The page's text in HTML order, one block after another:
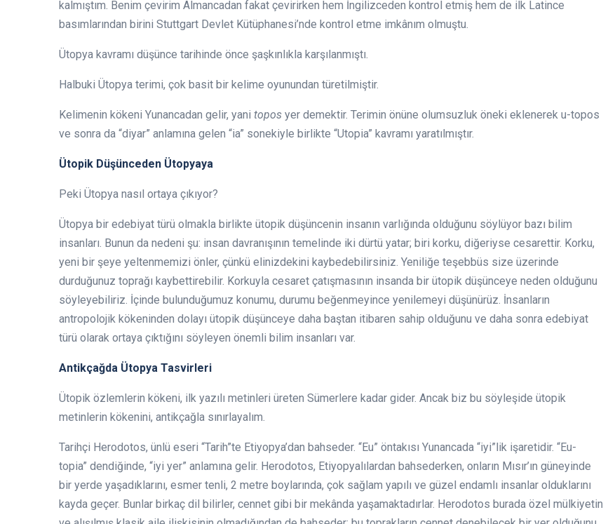
kalmıştım. Benim çevirim Almancadan fakat çevirirken hem İngilizceden kontrol etmiş hem de ilk Latince
basımlarından birini Stuttgart Devlet Kütüphanesi’nde kontrol etme imkânım olmuştu.
Ütopya kavramı düşünce tarihinde önce şaşkınlıkla karşılanmıştı.
Halbuki Ütopya terimi, çok basit bir kelime oyunundan türetilmiştir.
Kelimenin kökeni Yunancadan gelir, yani topos yer demektir. Terimin önüne olumsuzluk öneki eklenerek u-topos
ve sonra da “diyar” anlamına gelen “ia” sonekiyle birlikte “Utopia” kavramı yaratılmıştır.
Ütopik Düşünceden Ütopyaya
Peki Ütopya nasıl ortaya çıkıyor?
Ütopya bir edebiyat türü olmakla birlikte ütopik düşüncenin insanın varlığında olduğunu söylüyor bazı bilim
insanları. Bunun da nedeni şu: insan davranışının temelinde iki dürtü yatar; biri korku, diğeriyse cesarettir. Korku,
yeni bir şeye yeltenmemizi önler, çünkü elinizdekini kaybedebilirsiniz. Yeniliğe teşebbüs size üzerinde
durduğunuz toprağı kaybettirebilir. Korkuyla cesaret çatışmasının insanda bir ütopik düşünceye neden olduğunu
söyleyebiliriz. İçinde bulunduğumuz konumu, durumu beğenmeyince yenilemeyi düşünürüz. İnsanların
antropolojik kökeninden dolayı ütopik düşünceye daha baştan itibaren sahip olduğunu ve daha sonra edebiyat
türü olarak ortaya çıktığını söyleyen önemli bilim insanları var.
Antikçağda Ütopya Tasvirleri
Ütopik özlemlerin kökeni, ilk yazılı metinleri üreten Sümerlere kadar gider. Ancak biz bu söyleşide ütopik
metinlerin kökenini, antikçağla sınırlayalım.
Tarihçi Herodotos, ünlü eseri “Tarih”te Etiyopya’dan bahseder. “Eu” öntakısı Yunancada “iyi”lik işaretidir. “Eu-
topia” dendiğinde, “iyi yer” anlamına gelir. Herodotos, Etiyopyalılardan bahsederken, onların Mısır’ın güneyinde
bir yerde yaşadıklarını, esmer tenli, 2 metre boylarında, çok sağlam yapılı ve güzel endamlı insanlar olduklarını
kayda geçer. Bunlar birkaç dil bilirler, cennet gibi bir mekânda yaşamaktadırlar. Herodotos burada özel mülkiyetin